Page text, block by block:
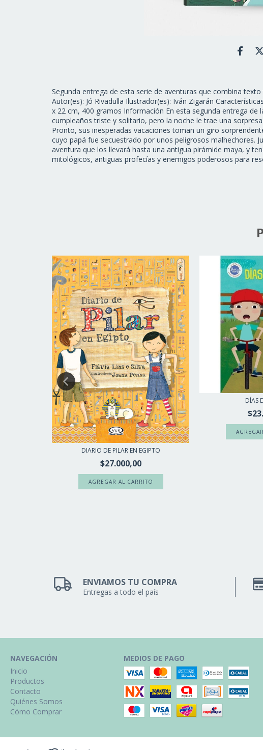
Segunda entrega de esta serie de aventuras que combina texto
Autor(es): Jó Rivadulla Ilustrador(es): Iván Zigarán
x 22 cm, 400 gramos Información En esta segunda entrega de
cumpleaños triste y solitario, pero la noche le trae una
Pronto, sus inesperadas vacaciones toman un giro
cuyo papá fue secuestrado por unos peligrosos malhechores.
aventura que los llevará hasta una antigua pirámide maya, y
mitológicos, antiguas profecías y enemigos poderosos para
DIARIO DE PILAR EN EGIPTO
$27.000,00
DÍAS
ENVIAMOS TU COMPRA
Entregas a todo el país
NAVEGACIÓN
Inicio
Productos
Contacto
Quiénes Somos
Cómo Comprar
MEDIOS DE PAGO